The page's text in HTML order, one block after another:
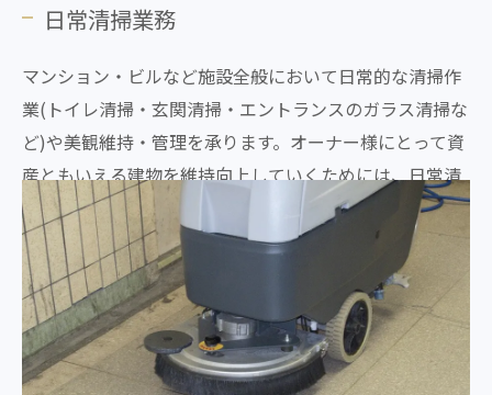
日常清掃業務
マンション・ビルなど施設全般において日常的な清掃作
業(トイレ清掃・玄関清掃・エントランスのガラス清掃な
ど)や美観維持・管理を承ります。オーナー様にとって資
産ともいえる建物を維持向上していくためには、日常清
掃による地道なメンテナンスが必要です。